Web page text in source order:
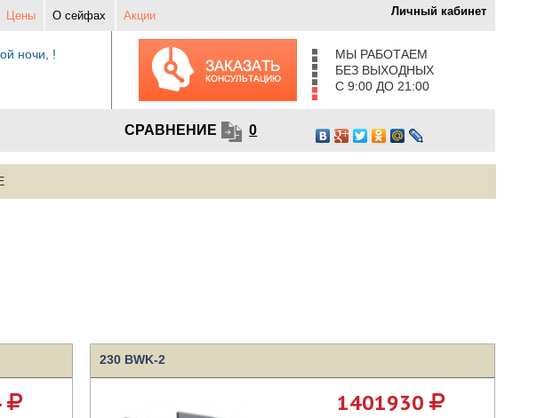
Цены О сейфах Акции Личный кабинет
ночи, !
МЫ РАБОТАЕМ
БЕЗ ВЫХОДНЫХ
С 9:00 ДО 21:00
СРАВНЕНИЕ 0
230 BWK-2
1401930